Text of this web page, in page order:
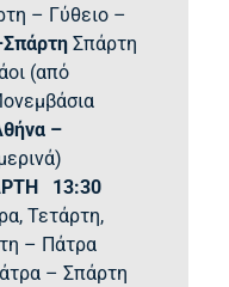
– Γύθειο –
Σπάρτη
(από
–
13:30
Τετάρτη,
– Πάτρα
– Σπάρτη